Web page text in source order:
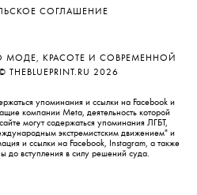
СОГЛАШЕНИЕ
КРАСОТЕ И СОВРЕМЕННОЙ
2026
упоминания и ссылки на Facebook и
компании Meta, деятельность которой
могут содержаться упоминания ЛГБТ,
экстремистским движением" и
и ссылки на Facebook, Instagram, а также
до вступления в силу решений суда.